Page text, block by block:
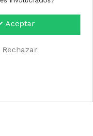
de su
Aceptar
Rechazar